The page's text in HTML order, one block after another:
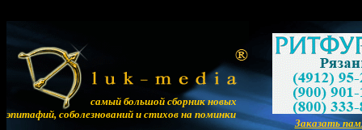
самый большой сборник новых
эпитафий, соболезнований и стихов на поминки
Заказать